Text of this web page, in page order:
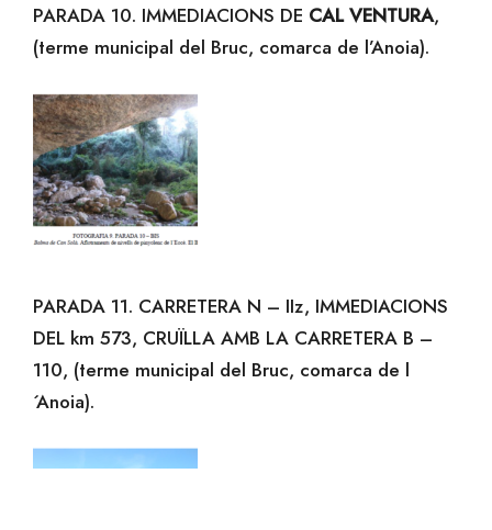
PARADA 10. IMMEDIACIONS DE CAL VENTURA,
(terme municipal del Bruc, comarca de l’Anoia).
PARADA 11. CARRETERA N – IIz, IMMEDIACIONS
DEL km 573, CRUÏLLA AMB LA CARRETERA B –
110, (terme municipal del Bruc, comarca de l
´Anoia).